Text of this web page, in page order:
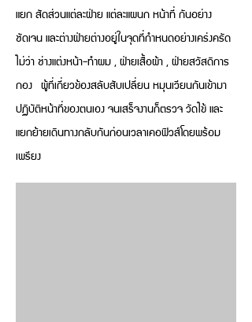
แยก สัดส่วนแต่ละฝ่าย แต่ละแผนก หน้าที่ กันอย่าง
ชัดเจน และต่างฝ่ายต่างอยู่ในจุดที่กำหนดอย่างเคร่งครัด
ไม่ว่า ช่างแต่งหน้า-ทำผม , ฝ่ายเสื้อผ้า , ฝ่ายสวัสดิการ
กอง ผู้ที่เกี่ยวข้องสลับสับเปลี่ยน หมุนเวียนกันเข้ามา
ปฏิบัติหน้าที่ของตนเอง จนเสร็จงานก็ตรวจ วัดไข้ และ
แยกย้ายเดินทางกลับกันก่อนเวลาเคอฟิวส์โดยพร้อม
เพรียง